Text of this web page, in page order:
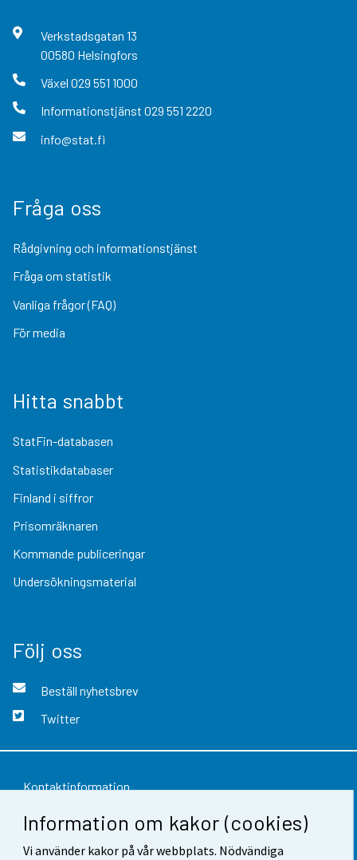
Information om kakor (cookies)
Vi använder kakor på vår webbplats. Nödvändiga
Verkstadsgatan 13
00580 Helsingfors
Växel 029 551 1000
Informationstjänst 029 551 2220
info@stat.fi
Fråga oss
Rådgivning och informationstjänst
Fråga om statistik
Vanliga frågor (FAQ)
För media
Hitta snabbt
StatFin-databasen
Statistikdatabaser
Finland i siffror
Prisomräknaren
Kommande publiceringar
Undersökningsmaterial
Följ oss
Beställ nyhetsbrev
Twitter
Kontaktinformation
Respons
Användarvillkor